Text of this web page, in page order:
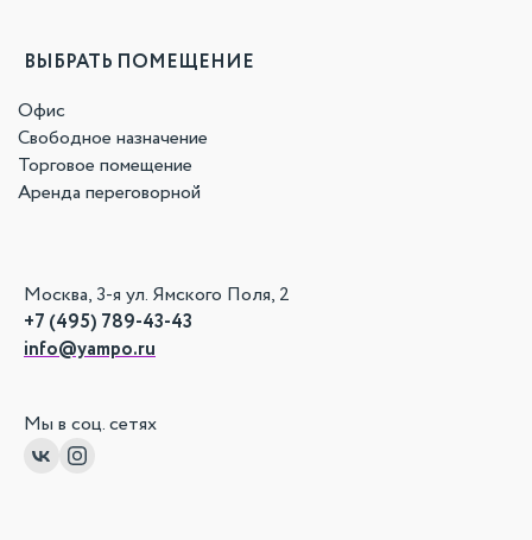
Москва, 3-я ул. Ямского Поля, 2
+7 (495) 789-43-43
info@yampo.ru
Мы в соц. сетях
ВЫБРАТЬ ПОМЕЩЕНИЕ
Офис
Свободное назначение
Торговое помещение
Аренда переговорной